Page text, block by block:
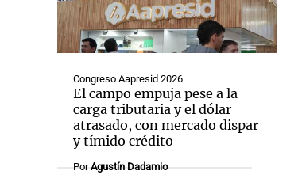
Congreso Aapresid 2026
El campo empuja pese a la
carga tributaria y el dólar
atrasado, con mercado dispar
y tímido crédito
PorAgustín Dadamio